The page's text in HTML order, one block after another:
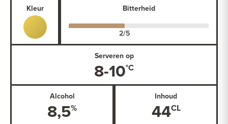
Kleur Bitterheid
Serveren op
8-10
Alcohol
8,5
Inhoud
44